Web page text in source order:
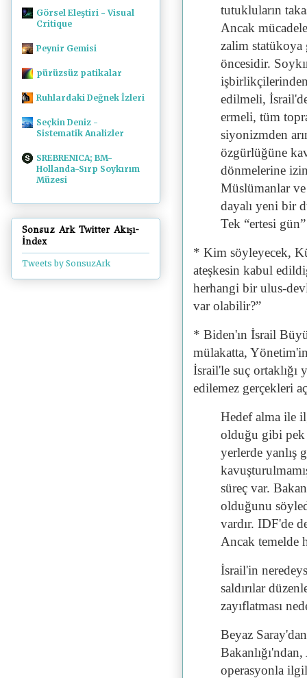
tutukluların
Ancak
zalim
öncesidir.
edilmeli,
ermeli, tüm
siyonizmden
özgürlüğüne
dönmelerine
Müslümanlar
dayalı yeni bir
Tek “ertesi
* Kim söyleyecek,
ateşkesin kabul
herhangi bir ulus-
var olabilir?”
* Biden'ın İsrail
mülakatta, Yönetim'in
İsrail'le suç ortaklığı
edilemez gerçekleri
Hedef alma ile
olduğu gibi
yerlerde yanlış
süreç var.
olduğunu
vardır. IDF'de
Ancak temelde
İsrail'in
saldırılar
zayıflatması
Beyaz
operasyonla
Görsel Eleştiri - Visual
Critique
Peynir Gemisi
pürüzsüz patikalar
Ruhlardaki Değnek İzleri
Seçkin Deniz -
Sistematik Analizler
SREBRENICA; BM-
Hollanda-Sırp Soykırım
Müzesi
Sonsuz Ark Twitter Akışı-
İndex
Tweets by SonsuzArk